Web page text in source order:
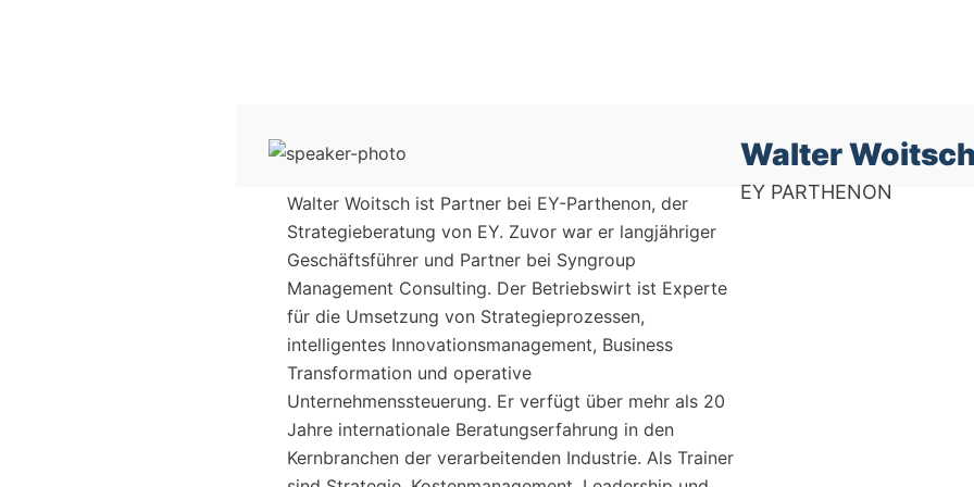
Walter
EY PARTHENON
Walter Woitsch ist Partner bei EY-Parthenon, der
Strategieberatung von EY. Zuvor war er langjähriger
Geschäftsführer und Partner bei Syngroup
Management Consulting. Der Betriebswirt ist Experte
für die Umsetzung von Strategieprozessen,
intelligentes Innovationsmanagement, Business
Transformation und operative
Unternehmenssteuerung. Er verfügt über mehr als 20
Jahre internationale Beratungserfahrung in den
Kernbranchen der verarbeitenden Industrie. Als Trainer